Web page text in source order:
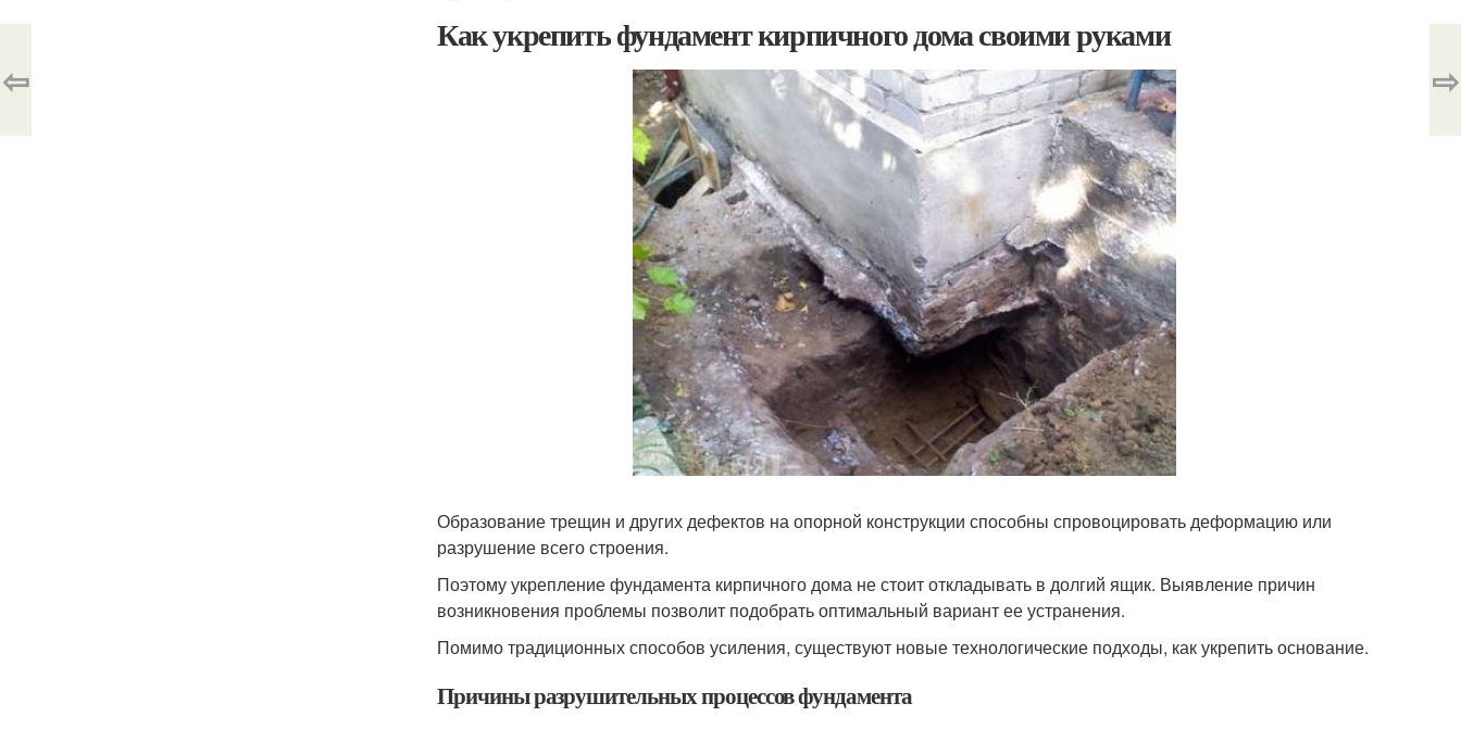
Как укрепить фундамент кирпичного дома своими руками
Образование трещин и других дефектов на опорной конструкции способны спровоцировать деформацию или
разрушение всего строения.
Поэтому укрепление фундамента кирпичного дома не стоит откладывать в долгий ящик. Выявление причин
возникновения проблемы позволит подобрать оптимальный вариант ее устранения.
Помимо традиционных способов усиления, существуют новые технологические подходы, как укрепить основание.
Причины разрушительных процессов фундамента
⇦ ⇨